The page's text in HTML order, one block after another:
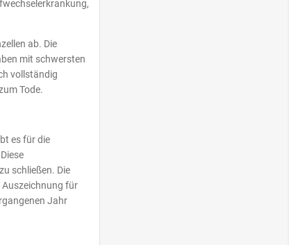
ab. Die
mit schwersten
vollständig
Tode.
es für die
schließen. Die
für
Jahr